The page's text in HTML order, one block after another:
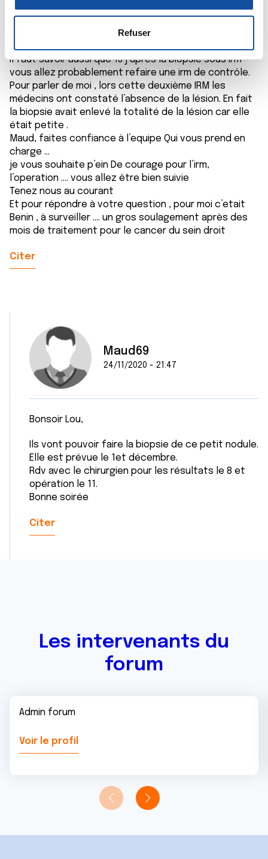
votre consentement à tout moment à partir de la
déclaration sur les cookies.
Les cookies nous permettent de personnaliser le contenu
et les annonces, d'offrir des fonctionnalités relatives aux
médias sociaux et d'analyser notre trafic. Nous
partageons également des informations sur l'utilisation de
notre site avec nos partenaires de médias sociaux, de
publicité et d'analyse, qui peuvent combiner celles-ci
avec d'autres informations que vous leur avez fournies
ou qu'ils ont collectées lors de votre utilisation de leurs
services.
t
m
Refuser
C’est pour cette raison que c’est Long ......
Par ailleurs s’ils enlèvent 3 nodules ils vont avoir une
marge supplémentaire histoire de ne rien oublier . Peut
être que ce 4 em nodule sera dans cette partie .....
Il faut savoir aussi que 15 j après la biopsie sous irm
vous allez probablement refaire une irm de contrôle.
Pour parler de moi , lors cette deuxième IRM les
médecins ont constaté l’absence de la lésion. En fait
la biopsie avait enlevé la totalité de la lésion car elle
était petite .
Maud, faites confiance à l’equipe Qui vous prend en
charge ...
je vous souhaite p’ein De courage pour l’irm,
l’operation .... vous allez être bien suivie
Tenez nous au courant
Et pour répondre à votre question , pour moi c’etait
Benin , à surveiller .... un gros soulagement après des
mois de traitement pour le cancer du sein droit
Citer
Maud69
24/11/2020 - 21:47
Bonsoir Lou,
Ils vont pouvoir faire la biopsie de ce petit nodule.
Elle est prévue le 1et décembre.
Rdv avec le chirurgien pour les résultats le 8 et
opération le 11.
Bonne soirée
Citer
Les intervenants du
forum
Admin forum
Voir le profil